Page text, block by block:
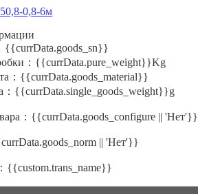
0,8-6м
{{currData.goods_sn}}
： {{currData.pure_weight}}Kg
： {{currData.goods_material}}
{{currData.single_goods_weight}}g
： {{currData.goods_configure || 'Нет'}}
|| 'Нет'}}
{{custom.trans_name}}